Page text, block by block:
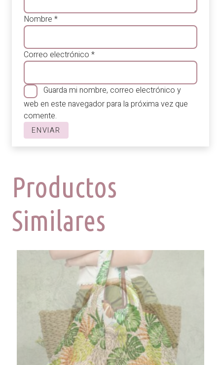
Nombre *
Correo electrónico *
Guarda mi nombre, correo electrónico y
web en este navegador para la próxima vez que
comente.
Productos
Similares